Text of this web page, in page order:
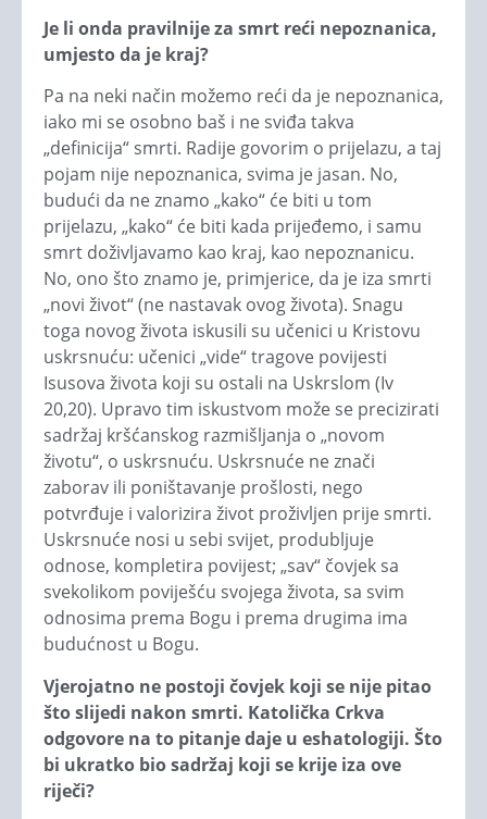
Je li onda pravilnije za smrt reći nepoznanica,
umjesto da je kraj?
Pa na neki način možemo reći da je nepoznanica,
iako mi se osobno baš i ne sviđa takva
„definicija“ smrti. Radije govorim o prijelazu, a taj
pojam nije nepoznanica, svima je jasan. No,
budući da ne znamo „kako“ će biti u tom
prijelazu, „kako“ će biti kada prijeđemo, i samu
smrt doživljavamo kao kraj, kao nepoznanicu.
No, ono što znamo je, primjerice, da je iza smrti
„novi život“ (ne nastavak ovog života). Snagu
toga novog života iskusili su učenici u Kristovu
uskrsnuću: učenici „vide“ tragove povijesti
Isusova života koji su ostali na Uskrslom (Iv
20,20). Upravo tim iskustvom može se precizirati
sadržaj kršćanskog razmišljanja o „novom
životu“, o uskrsnuću. Uskrsnuće ne znači
zaborav ili poništavanje prošlosti, nego
potvrđuje i valorizira život proživljen prije smrti.
Uskrsnuće nosi u sebi svijet, produbljuje
odnose, kompletira povijest; „sav“ čovjek sa
svekolikom poviješću svojega života, sa svim
odnosima prema Bogu i prema drugima ima
budućnost u Bogu.
Vjerojatno ne postoji čovjek koji se nije pitao
što slijedi nakon smrti. Katolička Crkva
odgovore na to pitanje daje u eshatologiji. Što
bi ukratko bio sadržaj koji se krije iza ove
riječi?